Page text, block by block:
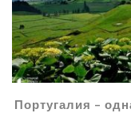
Португалия –